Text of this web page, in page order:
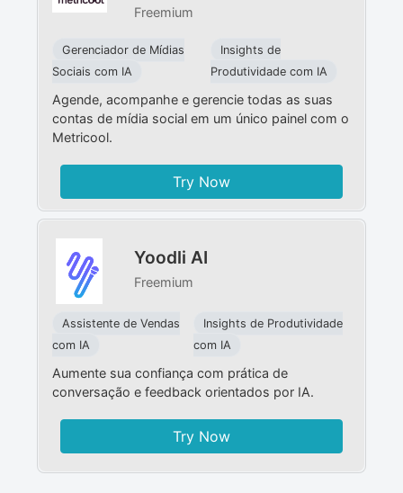
Freemium
Gerenciador de Mídias
Sociais com IA
Insights de
Produtividade com IA
Agende, acompanhe e gerencie todas as suas
contas de mídia social em um único painel com o
Metricool.
Try Now
Yoodli AI
Freemium
Assistente de Vendas
com IA
Insights de Produtividade
com IA
Aumente sua confiança com prática de
conversação e feedback orientados por IA.
Try Now